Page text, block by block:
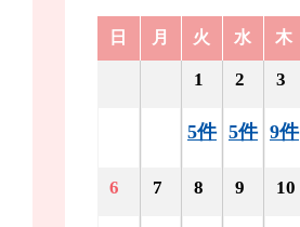
日 月 火 水 木
1
5件
2
5件
3
9件
6 7 8 9 10